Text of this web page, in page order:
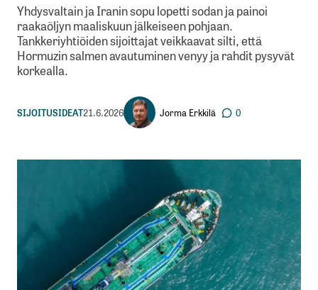
Yhdysvaltain ja Iranin sopu lopetti sodan ja painoi
raakaöljyn maaliskuun jälkeiseen pohjaan.
Tankkeriyhtiöiden sijoittajat veikkaavat silti, että
Hormuzin salmen avautuminen venyy ja rahdit pysyvät
korkealla.
SIJOITUSIDEAT21.6.2026 Jorma Erkkilä 0